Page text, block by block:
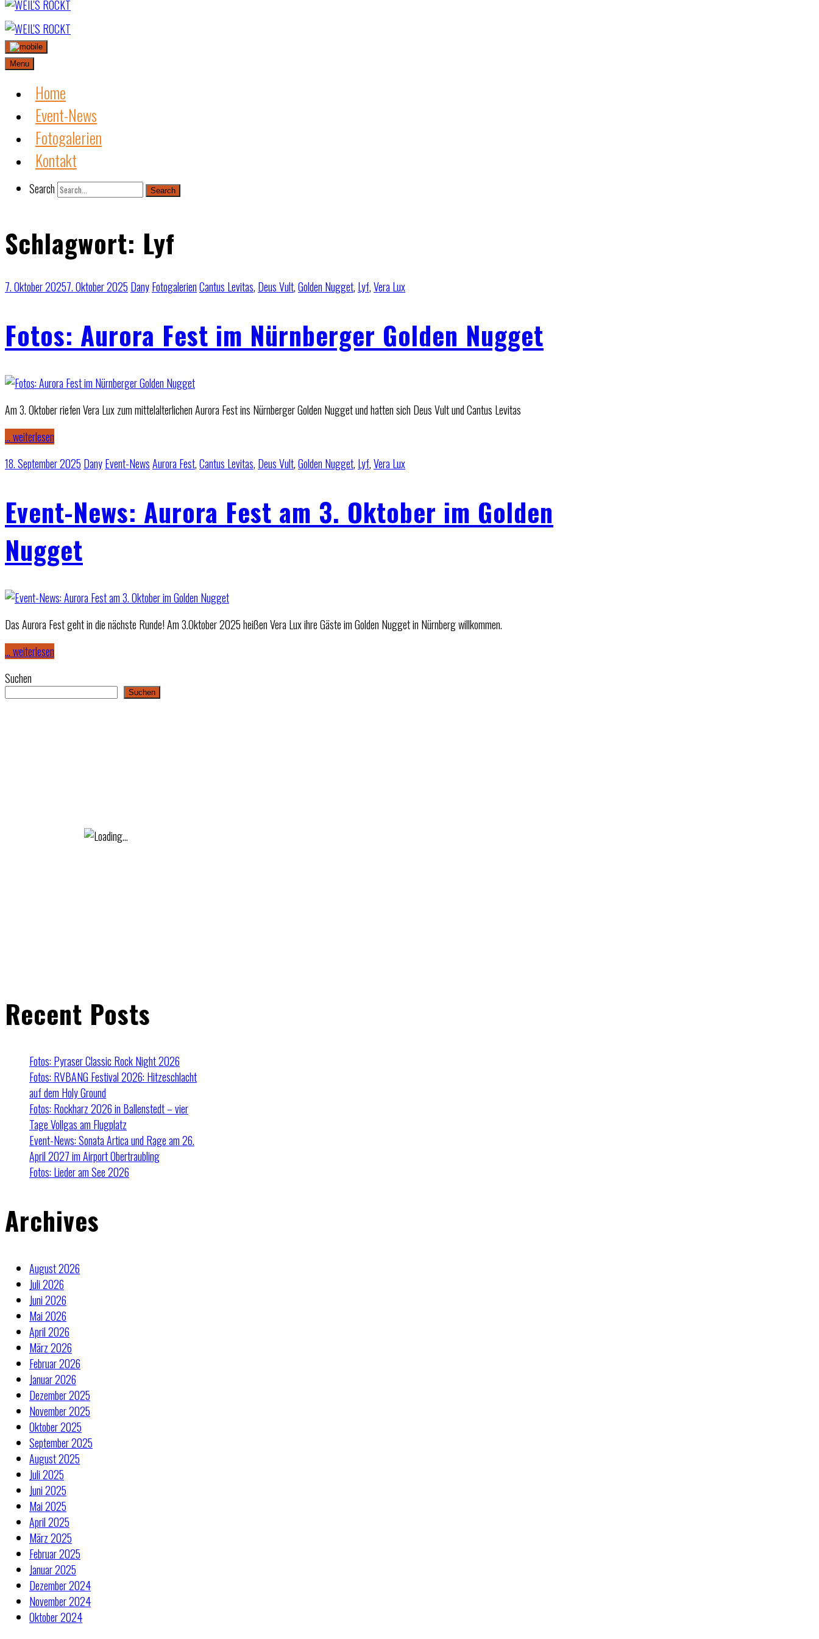
Skip
to
content
Menu
Home
Event-News
Fotogalerien
Kontakt
Search Search
Schlagwort: Lyf
7. Oktober 20257. Oktober 2025 DanyFotogalerienCantus Levitas, Deus Vult,Golden Nugget, Lyf,Vera Lux
Fotos: Aurora Fest im Nürnberger Golden Nugget
Am 3. Oktober riefen Vera Lux zum mittelalterlichen Aurora Fest ins Nürnberger Golden Nugget und hatten sich Deus Vult und Cantus Levitas
… weiterlesen
18. September 2025 DanyEvent-NewsAurora Fest,Cantus Levitas, Deus Vult,Golden Nugget, Lyf,Vera Lux
Event-News: Aurora Fest am 3. Oktober im Golden
Nugget
Das Aurora Fest geht in die nächste Runde! Am 3.Oktober 2025 heißen Vera Lux ihre Gäste im Golden Nugget in Nürnberg willkommen.
… weiterlesen
Suchen
Suchen
Recent Posts
Fotos: Pyraser Classic Rock Night 2026
Fotos: RVBANG Festival 2026: Hitzeschlacht
auf dem Holy Ground
Fotos: Rockharz 2026 in Ballenstedt – vier
Tage Vollgas am Flugplatz
Event-News: Sonata Artica und Rage am 26.
April 2027 im Airport Obertraubling
Fotos: Lieder am See 2026
Archives
August 2026
Juli 2026
Juni 2026
Mai 2026
April 2026
März 2026
Februar 2026
Januar 2026
Dezember 2025
November 2025
Oktober 2025
September 2025
August 2025
Juli 2025
Juni 2025
Mai 2025
April 2025
März 2025
Februar 2025
Januar 2025
Dezember 2024
November 2024
Oktober 2024